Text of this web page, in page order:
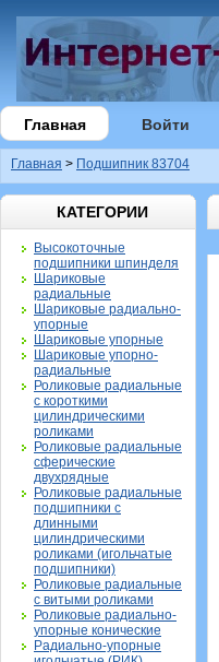
Главная Войти
Главная > Подшипник 83704
КАТЕГОРИИ
Высокоточные
подшипники шпинделя
Шариковые
радиальные
Шариковые радиально-
упорные
Шариковые упорные
Шариковые упорно-
радиальные
Роликовые радиальные
с короткими
цилиндрическими
роликами
Роликовые радиальные
сферические
двухрядные
Роликовые радиальные
подшипники с
длинными
цилиндрическими
роликами (игольчатые
подшипники)
Роликовые радиальные
с витыми роликами
Роликовые радиально-
упорные конические
Радиально-упорные